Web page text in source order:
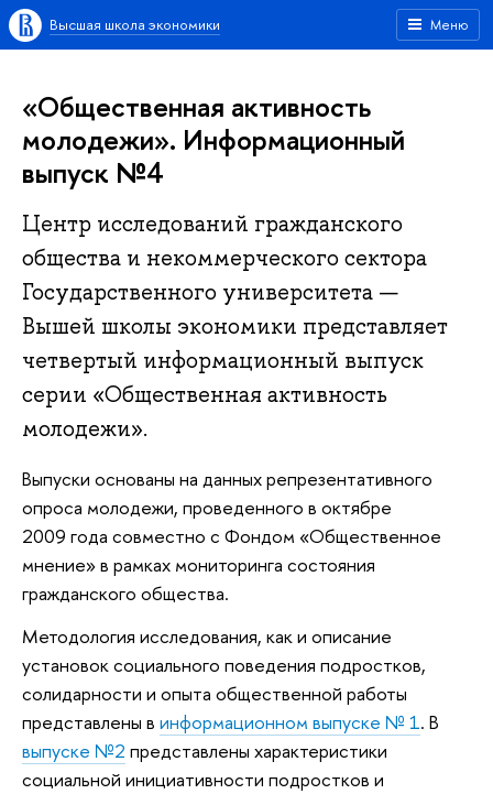
Меню
Высшая школа экономики
«Общественная активность
молодежи». Информационный
выпуск №4
Центр исследований гражданского
общества и некоммерческого сектора
Государственного университета —
Вышей школы экономики представляет
четвертый информационный выпуск
серии «Общественная активность
молодежи».
Выпуски основаны на данных репрезентативного
опроса молодежи, проведенного в октябре
2009 года совместно с Фондом «Общественное
мнение» в рамках мониторинга состояния
гражданского общества.
Методология исследования, как и описание
установок социального поведения подростков,
солидарности и опыта общественной работы
представлены в информационном выпуске № 1. В
выпуске №2 представлены характеристики
социальной инициативности подростков и